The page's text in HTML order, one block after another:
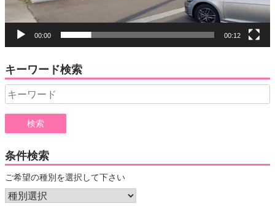
00:00 00:12
キーワード検索
Search
for:
条件検索
ご希望の種別を選択して下さい